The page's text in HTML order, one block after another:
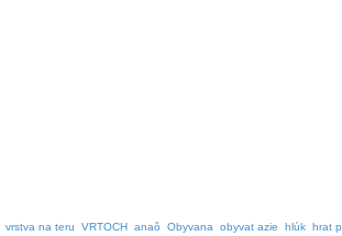
vrstva na teru VRTOCH anaô Obyvana obyvat azie hlúk hrat